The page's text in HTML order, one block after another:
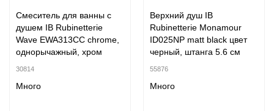
Смеситель для ванны с
душем IB Rubinetterie
Wave EWA313CC chrome,
однорычажный, хром
30814
Много
Верхний душ IB
Rubinetterie Monamour
ID025NP matt black цвет
черный, штанга 5.6 см
55876
Много